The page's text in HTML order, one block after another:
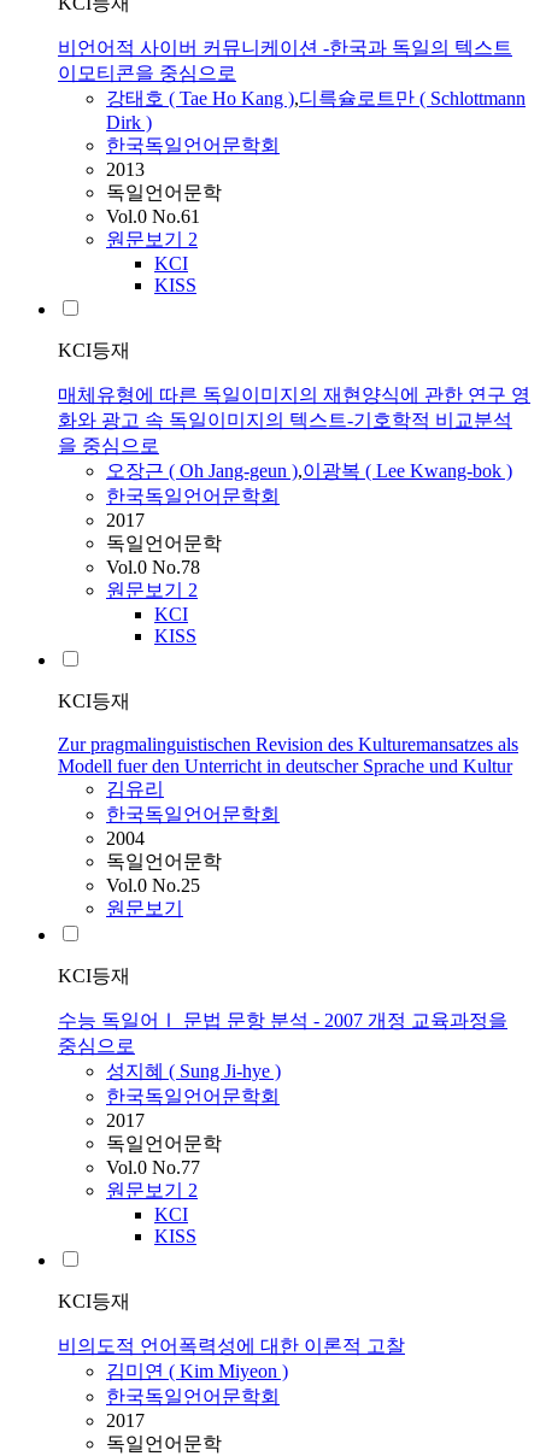
비언어적 사이버 커뮤니케이션 -한국과 독일의 텍스트
이모티콘을 중심으로
강태호 ( Tae Ho Kang ),디륵슐로트만 ( Schlottmann
Dirk )
한국독일언어문학회
2013
독일언어문학
Vol.0 No.61
원문보기 2
KCI
KISS
KCI등재
매체유형에 따른 독일이미지의 재현양식에 관한 연구 영
화와 광고 속 독일이미지의 텍스트-기호학적 비교분석
을 중심으로
오장근 ( Oh Jang-geun ),이광복 ( Lee Kwang-bok )
한국독일언어문학회
2017
독일언어문학
Vol.0 No.78
원문보기 2
KCI
KISS
KCI등재
Zur pragmalinguistischen Revision des Kulturemansatzes als
Modell fuer den Unterricht in deutscher Sprache und Kultur
김유리
한국독일언어문학회
2004
독일언어문학
Vol.0 No.25
원문보기
KCI등재
수능 독일어Ⅰ 문법 문항 분석 - 2007 개정 교육과정을
중심으로
성지혜 ( Sung Ji-hye )
한국독일언어문학회
2017
독일언어문학
Vol.0 No.77
원문보기 2
KCI
KISS
KCI등재
비의도적 언어폭력성에 대한 이론적 고찰
김미연 ( Kim Miyeon )
한국독일언어문학회
2017
독일언어문학